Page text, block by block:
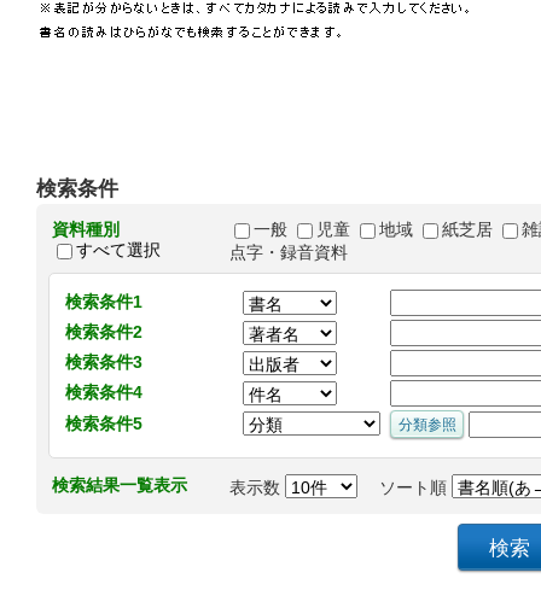
検索条件
資料種別
すべて選択
一般 児童 地域 紙芝居
点字・録音資料
検索条件1
検索条件2
検索条件3
検索条件4
検索条件5
検索結果一覧表示 表示数 ソート順